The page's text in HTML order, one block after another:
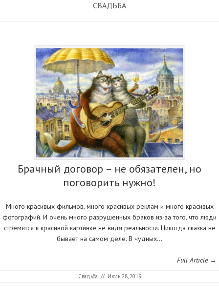
СВАДЬБА
Брачный договор – не обязателен, но
поговорить нужно!
Много красивых фильмов, много красивых реклам и много красивых
фотографий. И очень много разрушенных браков из-за того, что люди
стремятся к красивой картинке не видя реальности. Никогда сказка не
бывает на самом деле. В чудных…
Full Article →
Свадьба // Июль 28, 2019